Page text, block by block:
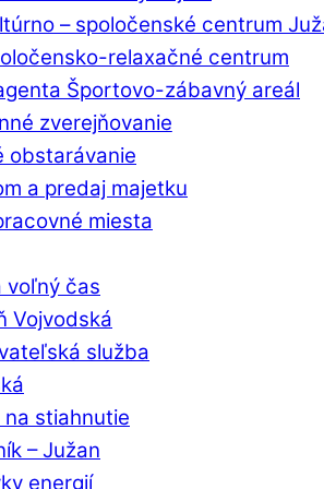
– spoločenské centrum
relaxačné centrum
Športovo-zábavný areál
zverejňovanie
obstarávanie
a predaj majetku
miesta
voľný čas
Vojvodská
služba
na stiahnutie
– Južan
energií